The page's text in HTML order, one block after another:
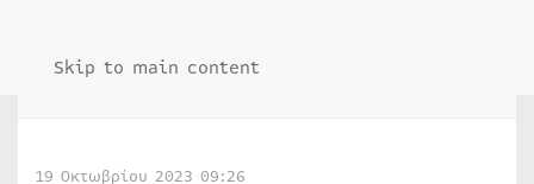
Skip to main content
19 Οκτωβρίου 2023 09:26